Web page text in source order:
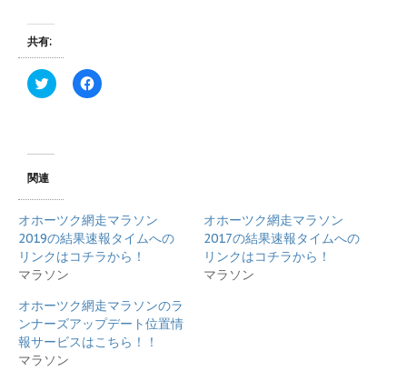
共有:
ク
リ
T
t
r
で
共
有
(
新
い
ウ
ィ
ン
ド
ウ
F
a
す
る
に
は
ク
し
て
く
だ
さ
関連
オホーツク網走マラソン
2019の結果速報タイムへの
リンクはコチラから！
マラソン
オホーツク網走マラソン
2017の結果速報タイムへの
リンクはコチラから！
マラソン
オホーツク網走マラソンのラ
ンナーズアップデート位置情
報サービスはこちら！！
マラソン